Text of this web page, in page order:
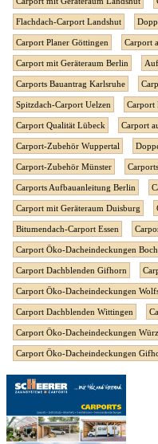
Flachdach-Carport Landshut
Carport Planer Göttingen Carport
Carport mit Geräteraum Berlin
Carports Bauantrag Karlsruhe
Spitzdach-Carport Uelzen Carport
Carport Qualität Lübeck Carport
Carport-Zubehör Wuppertal
Carport-Zubehör Münster
Carports Aufbauanleitung Berlin
Carport mit Geräteraum Duisburg
Bitumendach-Carport Essen
Carport Öko-Dacheindeckungen
Carport Dachblenden Gifhorn
Carport Öko-Dacheindeckungen
Carport Dachblenden Wittingen
Carport Öko-Dacheindeckungen
Carport Öko-Dacheindeckungen